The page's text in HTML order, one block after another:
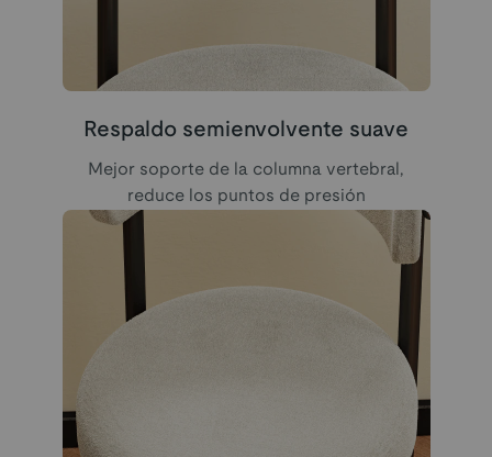
Respaldo semienvolvente suave
Mejor soporte de la columna vertebral,
reduce los puntos de presión